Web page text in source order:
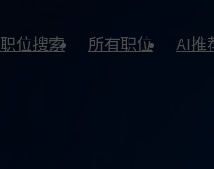
职位搜索 所有职位 AI推